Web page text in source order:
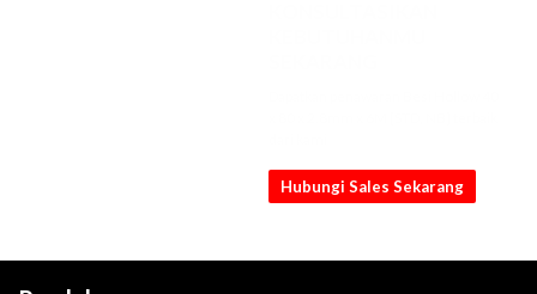
Hubungi Sales Sekarang